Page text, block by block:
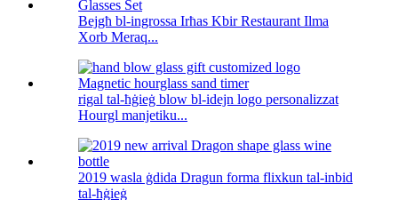
Bejgħ bl-ingrossa Irħas Kbir Restaurant Ilma
Xorb Meraq...
rigal tal-ħġieġ blow bl-idejn logo personalizzat
Hourgl manjetiku...
2019 wasla ġdida Dragun forma flixkun tal-inbid
tal-ħġieġ